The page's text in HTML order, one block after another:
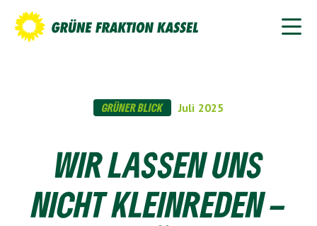
GRÜNER BLICK Juli 2025
WIR LASSEN UNS
NICHT KLEINREDEN –